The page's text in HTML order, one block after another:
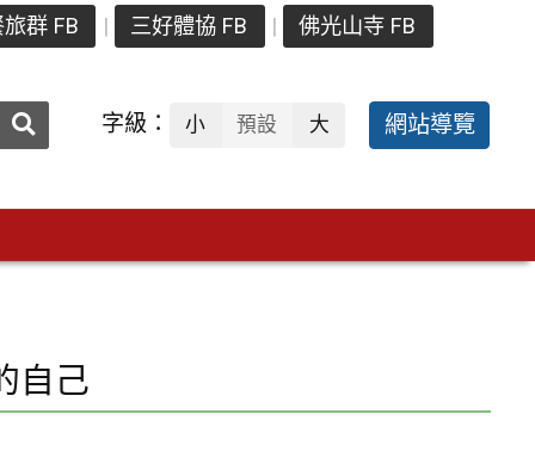
群 FB 三好體協 FB 佛光山寺 FB
送出 字級： 小 預設 大 網站導覽
自己